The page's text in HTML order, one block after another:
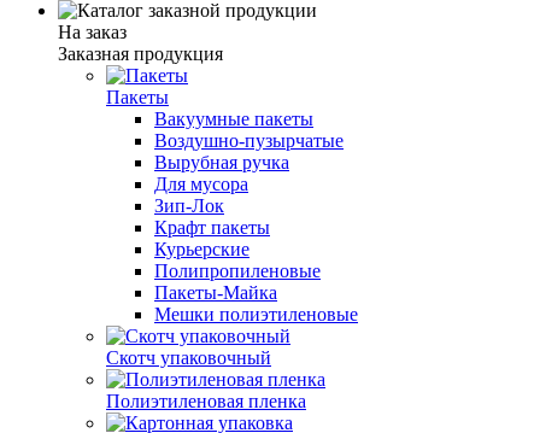
На заказ
Заказная продукция
Пакеты
Вакуумные пакеты
Воздушно-пузырчатые
Вырубная ручка
Для мусора
Зип-Лок
Крафт пакеты
Курьерские
Полипропиленовые
Пакеты-Майка
Мешки полиэтиленовые
Скотч упаковочный
Полиэтиленовая пленка